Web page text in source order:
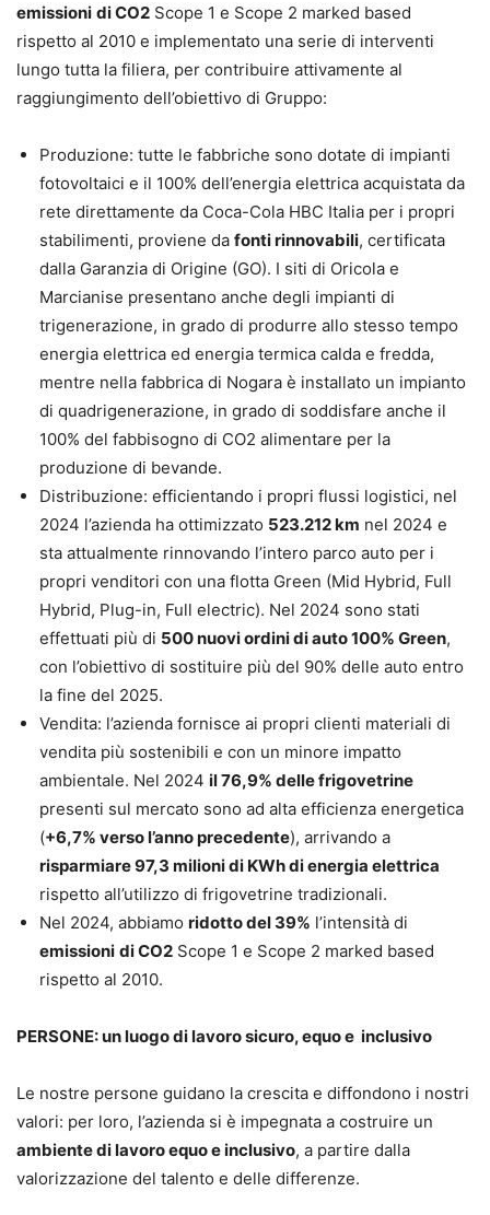
emissioni di CO2 Scope 1 e Scope 2 marked based
rispetto al 2010 e implementato una serie di interventi
lungo tutta la filiera, per contribuire attivamente al
raggiungimento dell’obiettivo di Gruppo:
Produzione: tutte le fabbriche sono dotate di impianti
fotovoltaici e il 100% dell’energia elettrica acquistata da
rete direttamente da Coca-Cola HBC Italia per i propri
stabilimenti, proviene da fonti rinnovabili, certificata
dalla Garanzia di Origine (GO). I siti di Oricola e
Marcianise presentano anche degli impianti di
trigenerazione, in grado di produrre allo stesso tempo
energia elettrica ed energia termica calda e fredda,
mentre nella fabbrica di Nogara è installato un impianto
di quadrigenerazione, in grado di soddisfare anche il
100% del fabbisogno di CO2 alimentare per la
produzione di bevande.
Distribuzione: efficientando i propri flussi logistici, nel
2024 l’azienda ha ottimizzato 523.212 km nel 2024 e
sta attualmente rinnovando l’intero parco auto per i
propri venditori con una flotta Green (Mid Hybrid, Full
Hybrid, Plug-in, Full electric). Nel 2024 sono stati
effettuati più di 500 nuovi ordini di auto 100% Green,
con l’obiettivo di sostituire più del 90% delle auto entro
la fine del 2025.
Vendita: l’azienda fornisce ai propri clienti materiali di
vendita più sostenibili e con un minore impatto
ambientale. Nel 2024 il 76,9% delle frigovetrine
presenti sul mercato sono ad alta efficienza energetica
(+6,7% verso l’anno precedente), arrivando a
risparmiare 97,3 milioni di KWh di energia elettrica
rispetto all’utilizzo di frigovetrine tradizionali.
Nel 2024, abbiamo ridotto del 39% l’intensità di
emissioni di CO2 Scope 1 e Scope 2 marked based
rispetto al 2010.
PERSONE: un luogo di lavoro sicuro, equo e inclusivo
Le nostre persone guidano la crescita e diffondono i nostri
valori: per loro, l’azienda si è impegnata a costruire un
ambiente di lavoro equo e inclusivo, a partire dalla
valorizzazione del talento e delle differenze.